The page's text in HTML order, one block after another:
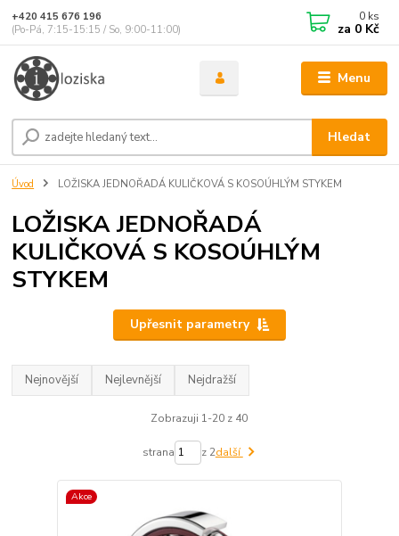
Menu
Hledat
+420 415 676 196
(Po-Pá, 7:15-15:15 / So, 9:00-11:00)
0 ks
za 0 Kč
Úvod LOŽISKA JEDNOŘADÁ KULIČKOVÁ S KOSOÚHLÝM STYKEM
LOŽISKA JEDNOŘADÁ
KULIČKOVÁ S KOSOÚHLÝM
STYKEM
Upřesnit parametry
Nejnovější Nejlevnější Nejdražší
Zobrazuji 1-20 z 40
strana z 2další
Akce